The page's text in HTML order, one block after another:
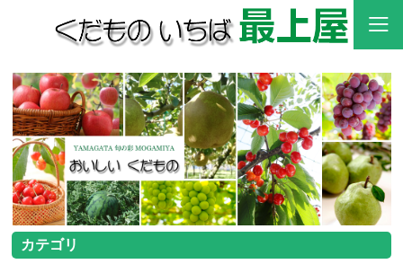
>
<
カテゴリ